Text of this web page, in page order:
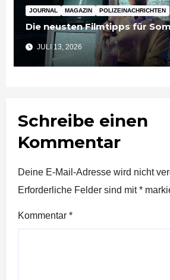
JOURNAL MAGAZIN POLIZEINACHRICHTEN
Die neusten Filmtipps für
JULI 13, 2026
Schreibe einen
Kommentar
Deine E-Mail-Adresse wird nicht
Erforderliche Felder sind mit*
Kommentar *